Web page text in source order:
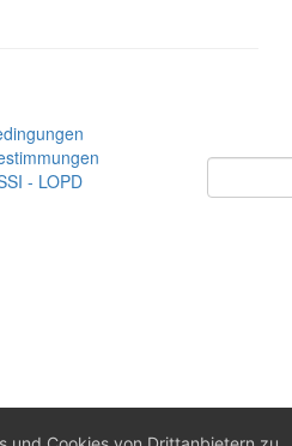
- LOPD